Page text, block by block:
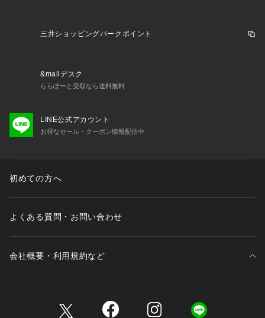
三井ショッピングパークポイント
&mallデスク
ららぽーと受取なら送料無料
LINE公式アカウント
お得なセール・クーポン情報配信中
初めての方へ
よくある質問・お問い合わせ
会社概要・利用規約など